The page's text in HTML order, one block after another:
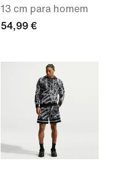
13 cm para homem
54,99 €